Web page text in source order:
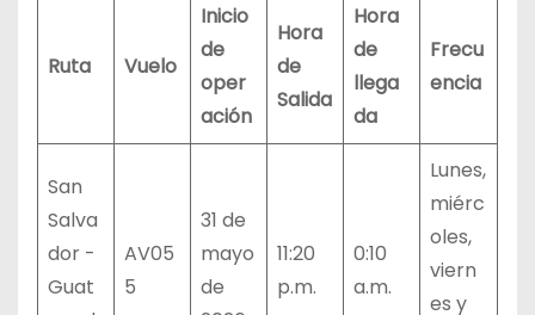
Ruta Vuelo
Inicio
de
oper
ación
Hora
de
Salida
Hora
de
llega
da
Frecu
encia
San
Salva
dor -
Guat
AV05
5
31 de
mayo
de
11:20
p.m.
0:10
a.m.
Lunes,
miérc
oles,
viern
es y